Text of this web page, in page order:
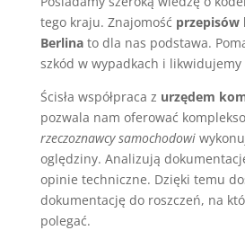
tego kraju. Znajomość
Berlinato dla nas podstawa.
szkód w wypadkach i likwidujemy
Ścisła współpraca z urzędem
pozwala nam oferować
rzeczoznawcy samochodowi
oględziny. Analizują
opinie techniczne. Dzięki temu
dokumentację do roszczeń, na
polegać.